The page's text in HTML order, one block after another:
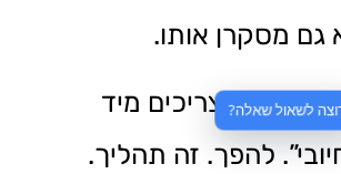
גם מסקרן אותו.
שכולם צריכים מיד
להפך. זה תהליך.
לשאול שאלה?